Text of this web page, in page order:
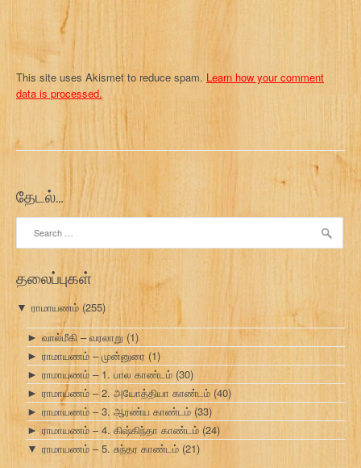
This site uses Akismet to reduce spam. Learn how your comment
data is processed.
தேடல்…
தலைப்புகள்
▼ ராமாயணம் (255)
► வால்மீகி – வரலாறு (1)
► ராமாயணம் – முன்னுரை (1)
► ராமாயணம் – 1. பால காண்டம் (30)
► ராமாயணம் – 2. அயோத்தியா காண்டம் (40)
► ராமாயணம் – 3. ஆரண்ய காண்டம் (33)
► ராமாயணம் – 4. கிஷ்கிந்தா காண்டம் (24)
▼ ராமாயணம் – 5. சுந்தர காண்டம் (21)